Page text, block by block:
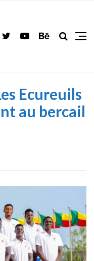
Ecureuils
au bercail